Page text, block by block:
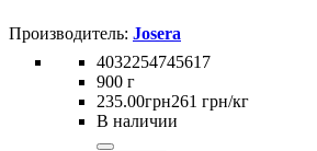
Josera
4032254745617
900 г
235.00грн261 грн/кг
В наличии